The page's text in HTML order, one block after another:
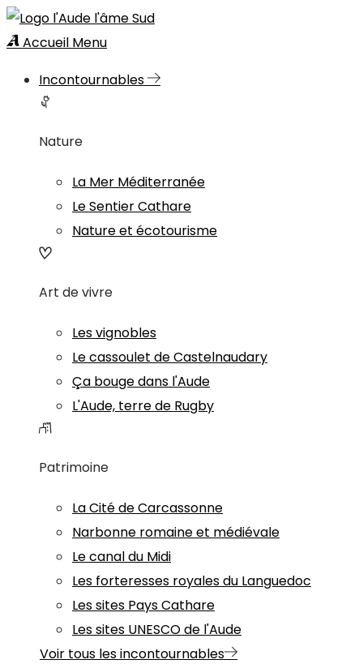
Accueil Menu
Incontournables
Nature
La Mer Méditerranée
Le Sentier Cathare
Nature et écotourisme
Art de vivre
Les vignobles
Le cassoulet de Castelnaudary
Ça bouge dans l'Aude
L'Aude, terre de Rugby
Patrimoine
La Cité de Carcassonne
Narbonne romaine et médiévale
Le canal du Midi
Les forteresses royales du Languedoc
Les sites Pays Cathare
Les sites UNESCO de l'Aude
Voir tous les incontournables